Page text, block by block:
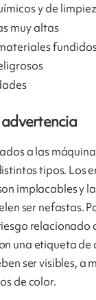
y de
muy altas
a las
tipos. Los
implacables y
ser nefastas.
relacionado
una etiqueta de
ser visibles, a
de color.